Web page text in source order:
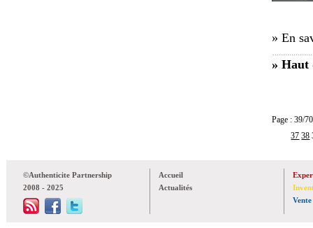
» En
» Haut
Page :
37 38
©Authenticite Partnership
2008 - 2025
Accueil
Actualités
Vente